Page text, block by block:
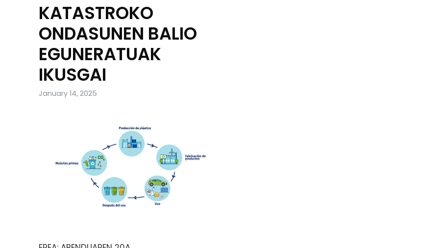
KATASTROKO
ONDASUNEN BALIO
EGUNERATUAK
IKUSGAI
January 14, 2025